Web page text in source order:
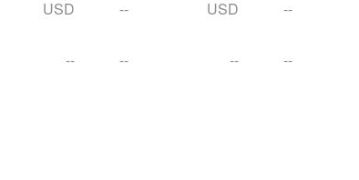
USD -- USD --
-- -- -- --